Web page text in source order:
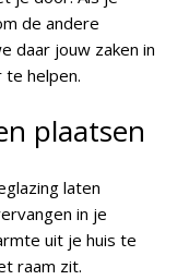
de andere
daar jouw zaken in
helpen.
plaatsen
laten
in je
uit je huis te
raam zit.